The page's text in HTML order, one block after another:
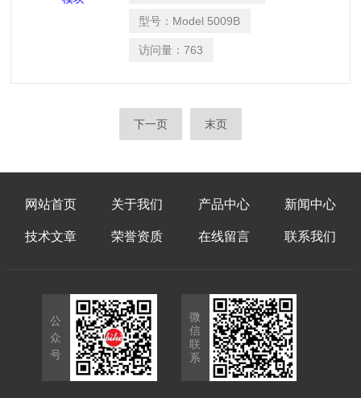
型号： Model 5009B
访问量：763
下一页 末页
网站首页 关于我们 产品中心 新闻中心
技术文章 荣誉资质 在线留言 联系我们
公
众
号
微
信
联
系